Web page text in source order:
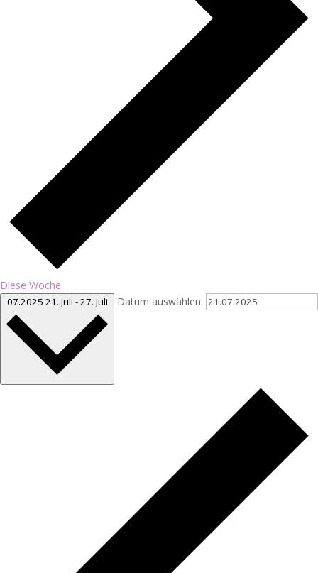
Diese Woche
07.2025 21. Juli -27. Juli Datum auswählen.